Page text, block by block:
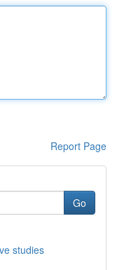
Report Page
Go
studies